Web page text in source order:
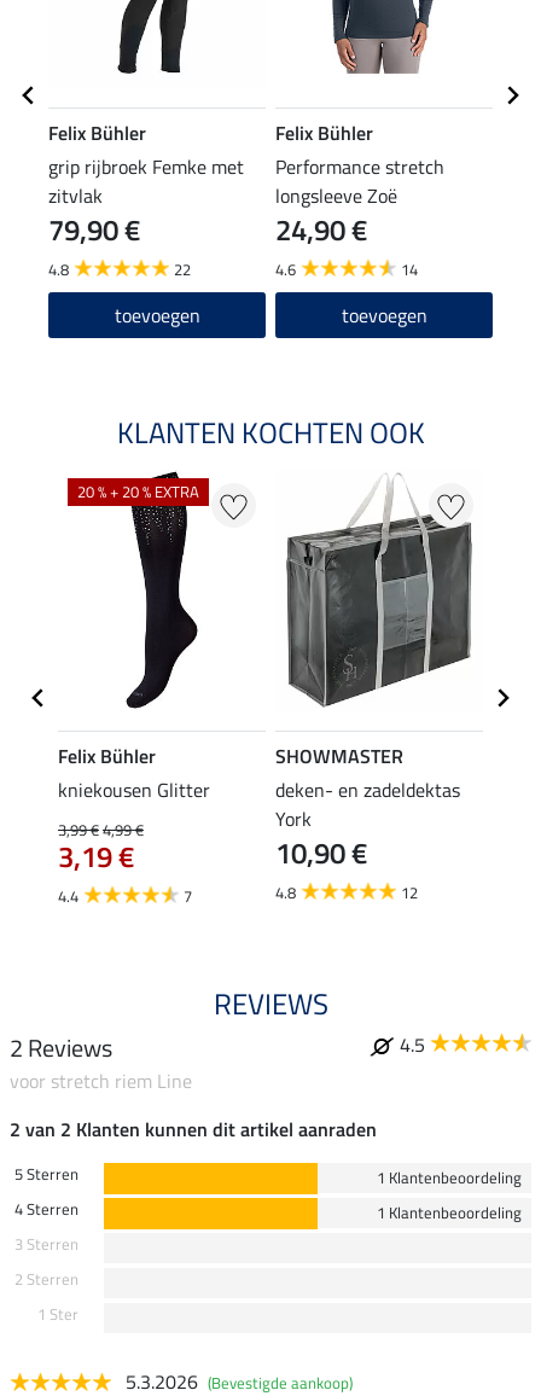
Felix Bühler
grip rijbroek Femke met
zitvlak
79,90 €
4.8 22
toevoegen
Felix Bühler
Performance stretch
longsleeve Zoë
24,90 €
4.6 14
toevoegen
KLANTEN KOCHTEN OOK
20 % + 20 % EXTRA
Felix Bühler
kniekousen Glitter
3,99 €4,99 €
3,19 €
4.4 7
SHOWMASTER
deken- en zadeldektas
York
10,90 €
4.8 12
REVIEWS
2 Reviews
4.5
voor stretch riem Line
2 van 2 Klanten kunnen dit artikel aanraden
5 Sterren
1 Klantenbeoordeling
4 Sterren
1 Klantenbeoordeling
3 Sterren
2 Sterren
1 Ster
5.3.2026 (Bevestigde aankoop)